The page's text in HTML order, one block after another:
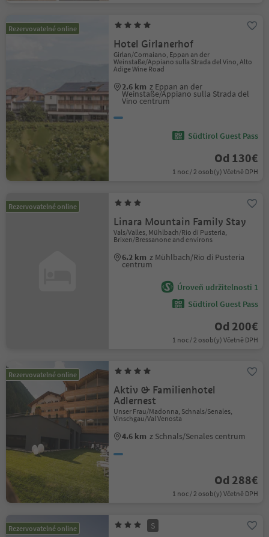
Rezervovatelné online
Hotel Girlanerhof
Girlan/Cornaiano, Eppan an der
Weinstaße/Appiano sulla Strada del Vino, Alto
Adige Wine Road
2.6 km z Eppan an der
Weinstaße/Appiano sulla Strada del
Vino centrum
Südtirol Guest Pass
Od 130€
1 noc / 2 osob(y) Včetně DPH
Rezervovatelné online
Linara Mountain Family Stay
Vals/Valles, Mühlbach/Rio di Pusteria,
Brixen/Bressanone and environs
6.2 km z Mühlbach/Rio di Pusteria
centrum
Úroveň udržitelnosti 1
Südtirol Guest Pass
Od 200€
1 noc / 2 osob(y) Včetně DPH
Rezervovatelné online
Aktiv & Familienhotel
Adlernest
Unser Frau/Madonna, Schnals/Senales,
Vinschgau/Val Venosta
4.6 km z Schnals/Senales centrum
Od 288€
1 noc / 2 osob(y) Včetně DPH
Rezervovatelné online S